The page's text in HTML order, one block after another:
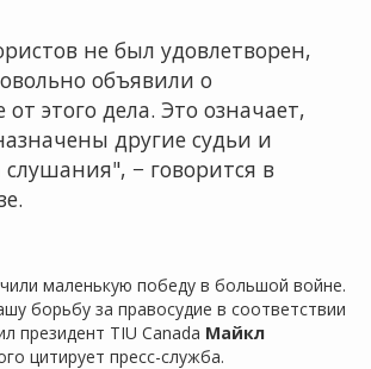
не был удовлетворен,
объявили о
от этого дела. Это означает,
другие судьи и
слушания", − говорится в
маленькую победу в большой войне.
борьбу за правосудие в соответствии
президент TIU Canada Майкл
цитирует пресс-служба.